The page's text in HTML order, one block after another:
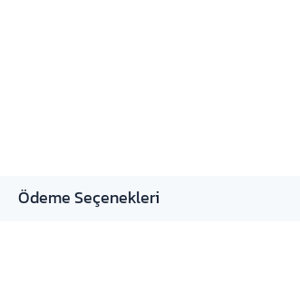
Ödeme Seçenekleri